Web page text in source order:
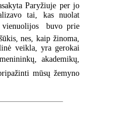
Paryžiuje per jo
tai, kas nuolat
 buvo prie
nes, kaip žinoma,
veikla, yra gerokai
akademikų,
mūsų žemyno